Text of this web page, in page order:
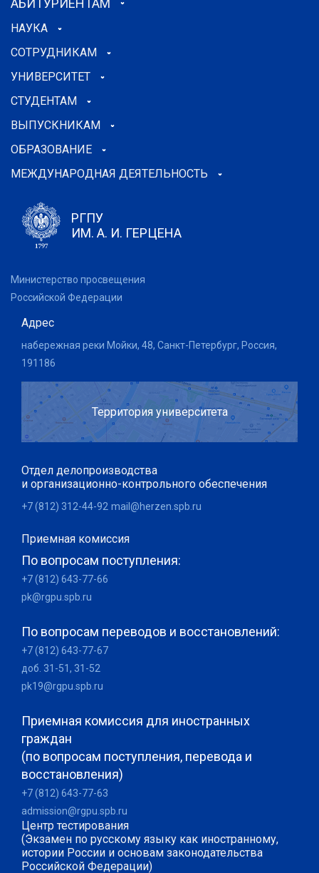
АБИТУРИЕНТАМ
НАУКА
СОТРУДНИКАМ
УНИВЕРСИТЕТ
СТУДЕНТАМ
ВЫПУСКНИКАМ
ОБРАЗОВАНИЕ
МЕЖДУНАРОДНАЯ ДЕЯТЕЛЬНОСТЬ
РГПУ
ИМ. А. И. ГЕРЦЕНА
Министерство просвещения
Российской Федерации
Адрес
набережная реки Мойки, 48, Санкт-Петербург, Россия,
191186
Территория университета
Отдел делопроизводства
и организационно-контрольного обеспечения
+7 (812) 312-44-92 mail@herzen.spb.ru
Приемная комиссия
По вопросам поступления:
+7 (812) 643-77-66
pk@rgpu.spb.ru
По вопросам переводов и восстановлений:
+7 (812) 643-77-67
доб. 31-51, 31-52
pk19@rgpu.spb.ru
Приемная комиссия для иностранных
граждан
(по вопросам поступления, перевода и
восстановления)
+7 (812) 643-77-63
admission@rgpu.spb.ru
Центр тестирования
(Экзамен по русскому языку как иностранному,
истории России и основам законодательства
Российской Федерации)